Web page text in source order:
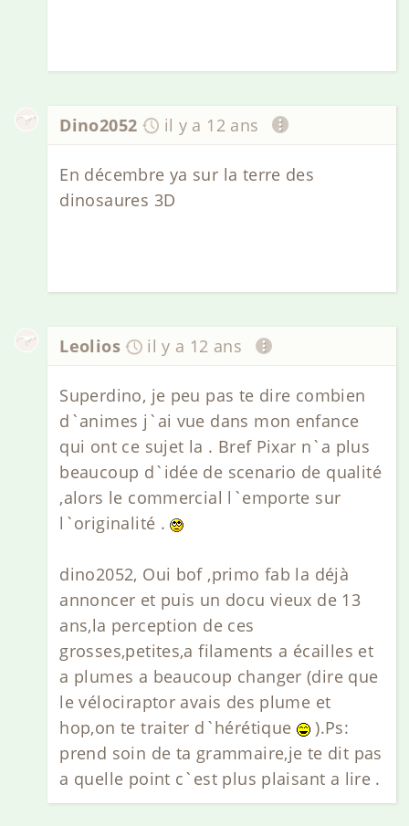
Dino2052 il y a 12 ans
En décembre ya sur la terre des
dinosaures 3D
Leolios il y a 12 ans
Superdino, je peu pas te dire combien
d`animes j`ai vue dans mon enfance
qui ont ce sujet la . Bref Pixar n`a plus
beaucoup d`idée de scenario de qualité
,alors le commercial l`emporte sur
l`originalité .
dino2052, Oui bof ,primo fab la déjà
annoncer et puis un docu vieux de 13
ans,la perception de ces
grosses,petites,a filaments a écailles et
a plumes a beaucoup changer (dire que
le vélociraptor avais des plume et
hop,on te traiter d`hérétique
).Ps:
prend soin de ta grammaire,je te dit pas
a quelle point c`est plus plaisant a lire .